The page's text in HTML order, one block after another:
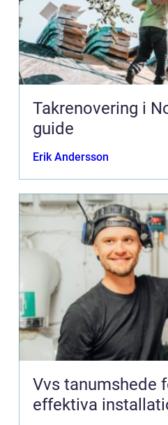
Takrenovering i
guide
Erik Andersson
Vvs tanumshede
effektiva